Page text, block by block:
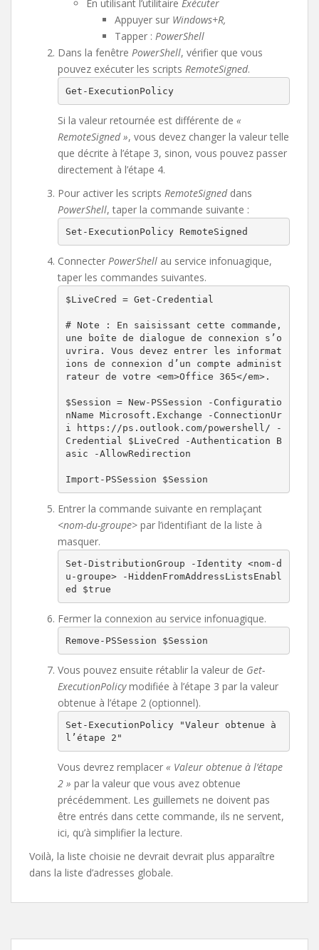
En utilisant l’utilitaire Exécuter
Appuyer sur Windows+R,
Tapper : PowerShell
Dans la fenêtre PowerShell, vérifier que vous
pouvez exécuter les scripts RemoteSigned.
Get-ExecutionPolicy
Si la valeur retournée est différente de «
RemoteSigned », vous devez changer la valeur telle
que décrite à l’étape 3, sinon, vous pouvez passer
directement à l’étape 4.
Pour activer les scripts RemoteSigneddans
PowerShell, taper la commande suivante :
Set-ExecutionPolicy RemoteSigned
Connecter PowerShell au service infonuagique,
taper les commandes suivantes.
$LiveCred = Get-Credential
# Note : En saisissant cette commande,
une boîte de dialogue de connexion s’o
uvrira. Vous devez entrer les informat
ions de connexion d’un compte administ
rateur de votre <em>Office 365</em>.
$Session = New-PSSession -Configuratio
nName Microsoft.Exchange -ConnectionUr
i https://ps.outlook.com/powershell/ -
Credential $LiveCred -Authentication B
asic -AllowRedirection
Import-PSSession $Session
Entrer la commande suivante en remplaçant
<nom-du-groupe> par l’identifiant de la liste à
masquer.
Set-DistributionGroup -Identity <nom-d
u-groupe> -HiddenFromAddressListsEnabl
ed $true
Fermer la connexion au service infonuagique.
Remove-PSSession $Session
Vous pouvez ensuite rétablir la valeur de Get-
ExecutionPolicymodifiée à l’étape 3 par la valeur
obtenue à l’étape 2 (optionnel).
Set-ExecutionPolicy "Valeur obtenue à
l’étape 2"
Vous devrez remplacer « Valeur obtenue à l’étape
2 » par la valeur que vous avez obtenue
précédemment. Les guillemets ne doivent pas
être entrés dans cette commande, ils ne servent,
ici, qu’à simplifier la lecture.
Voilà, la liste choisie ne devrait devrait plus apparaître
dans la liste d’adresses globale.